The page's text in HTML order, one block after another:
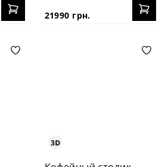
21990 грн.